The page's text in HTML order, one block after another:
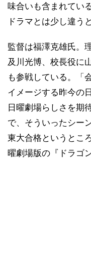
味合いも含まれてい
ドラマとは少し違う
監督は福澤克雄氏。
及川光博、校長役に
も参戦している。「
イメージする昨今の
日曜劇場らしさを期
で、そういったシー
東大合格というとこ
曜劇場版の『ドラゴ